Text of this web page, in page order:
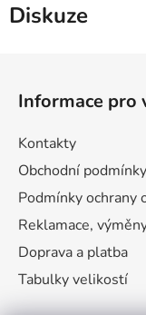
Diskuze
Informace pro
Kontakty
Obchodní podmínky
Podmínky ochrany
Reklamace,
Doprava a platba
Tabulky velikostí